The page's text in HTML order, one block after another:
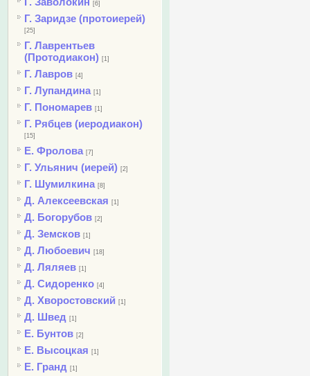
[6]
Г. Заридзе (протоиерей)
[25]
Г. Лаврентьев
(Протодиакон) [1]
Г. Лавров [4]
Г. Лупандина [1]
Г. Пономарев [1]
Г. Рябцев (иеродиакон)
[15]
Е. Фролова [7]
Г. Ульянич (иерей) [2]
Г. Шумилкина [8]
Д. Алексеевская [1]
Д. Богорубов [2]
Д. Земсков [1]
Д. Любоевич [18]
Д. Ляляев [1]
Д. Сидоренко [4]
Д. Хворостовский [1]
Д. Швед [1]
Е. Бунтов [2]
Е. Высоцкая [1]
Е. Гранд [1]